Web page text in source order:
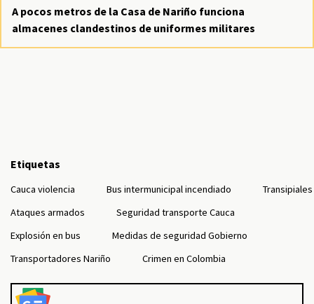
A pocos metros de la Casa de Nariño funciona
almacenes clandestinos de uniformes militares
Etiquetas
Cauca violencia Bus intermunicipal incendiado
Transipiales
Ataques armados
Seguridad transporte Cauca
Explosión en bus
Medidas de seguridad Gobierno
Transportadores Nariño
Crimen en Colombia